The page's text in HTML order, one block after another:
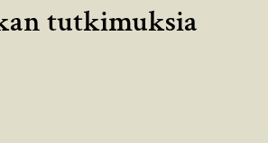
tutkimuksia